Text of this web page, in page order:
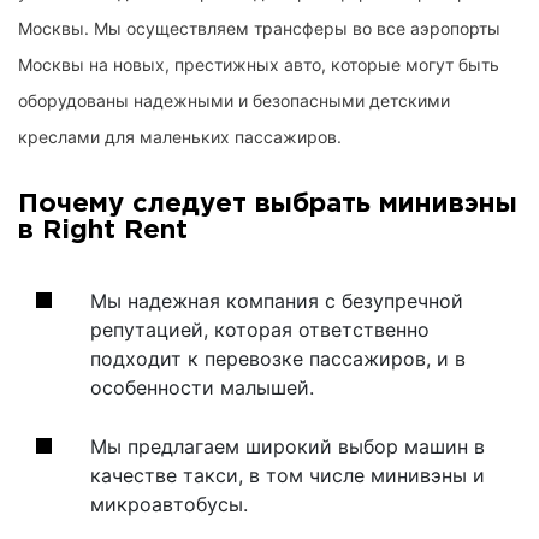
Москвы. Мы осуществляем трансферы во все аэропорты
Москвы на новых, престижных авто, которые могут быть
оборудованы надежными и безопасными детскими
креслами для маленьких пассажиров.
Почему следует выбрать минивэны
в Right Rent
Мы надежная компания с безупречной
репутацией, которая ответственно
подходит к перевозке пассажиров, и в
особенности малышей.
Мы предлагаем широкий выбор машин в
качестве такси, в том числе минивэны и
микроавтобусы.